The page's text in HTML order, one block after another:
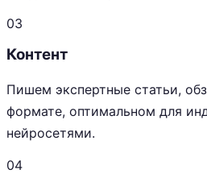
03
Контент
Пишем экспертные статьи,
формате, оптимальном для
нейросетями.
04